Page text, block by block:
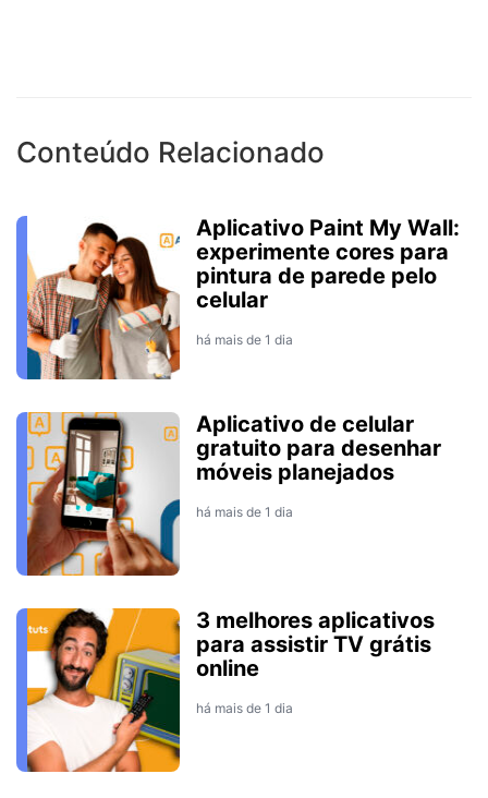
Conteúdo Relacionado
Aplicativo Paint My Wall:
experimente cores para
pintura de parede pelo
celular
há mais de 1 dia
Aplicativo de celular
gratuito para desenhar
móveis planejados
há mais de 1 dia
3 melhores aplicativos
para assistir TV grátis
online
há mais de 1 dia